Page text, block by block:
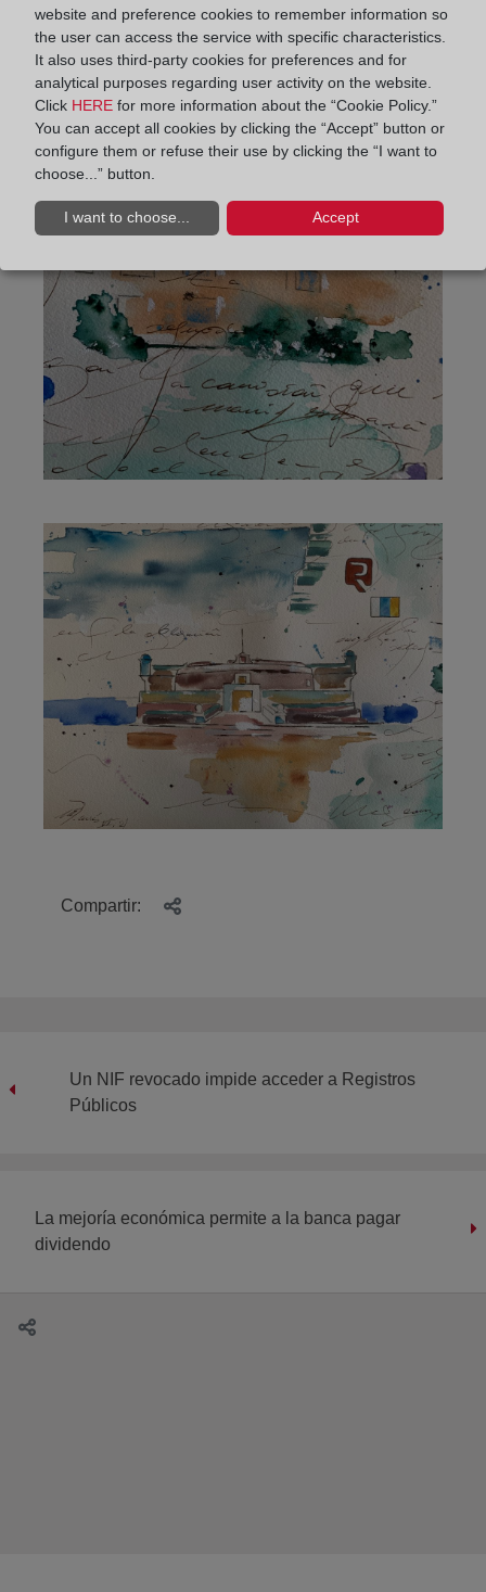
Compartir:
Un NIF revocado impide acceder a Registros
Públicos
La mejoría económica permite a la banca pagar
dividendo
website and preference cookies to remember information so
the user can access the service with specific characteristics.
It also uses third-party cookies for preferences and for
analytical purposes regarding user activity on the website.
Click HERE for more information about the “Cookie Policy.”
You can accept all cookies by clicking the “Accept” button or
configure them or refuse their use by clicking the “I want to
choose...” button.
I want to choose... Accept